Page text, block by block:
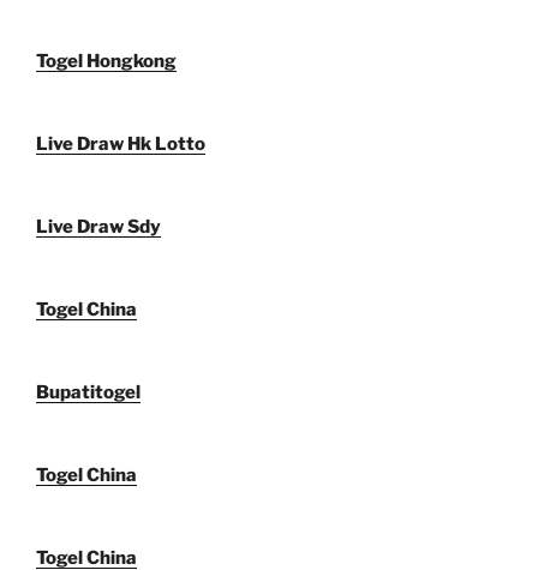
Togel Hongkong
Live Draw Hk Lotto
Live Draw Sdy
Togel China
Bupatitogel
Togel China
Togel China